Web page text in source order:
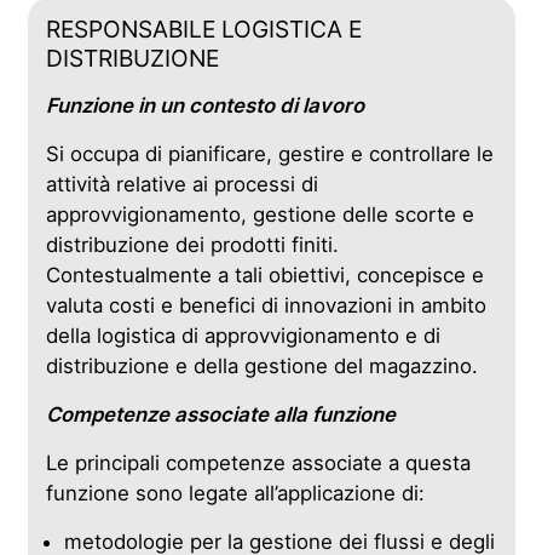
RESPONSABILE LOGISTICA E
DISTRIBUZIONE
Funzione in un contesto di lavoro
Si occupa di pianificare, gestire e controllare le
attività relative ai processi di
approvvigionamento, gestione delle scorte e
distribuzione dei prodotti finiti.
Contestualmente a tali obiettivi, concepisce e
valuta costi e benefici di innovazioni in ambito
della logistica di approvvigionamento e di
distribuzione e della gestione del magazzino.
Competenze associate alla funzione
Le principali competenze associate a questa
funzione sono legate all’applicazione di:
metodologie per la gestione dei flussi e degli